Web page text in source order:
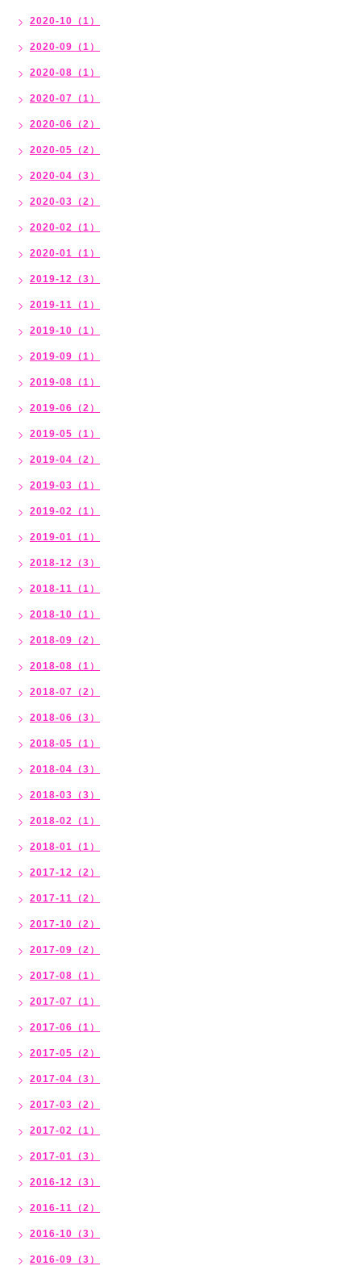
2020-10（1）
2020-09（1）
2020-08（1）
2020-07（1）
2020-06（2）
2020-05（2）
2020-04（3）
2020-03（2）
2020-02（1）
2020-01（1）
2019-12（3）
2019-11（1）
2019-10（1）
2019-09（1）
2019-08（1）
2019-06（2）
2019-05（1）
2019-04（2）
2019-03（1）
2019-02（1）
2019-01（1）
2018-12（3）
2018-11（1）
2018-10（1）
2018-09（2）
2018-08（1）
2018-07（2）
2018-06（3）
2018-05（1）
2018-04（3）
2018-03（3）
2018-02（1）
2018-01（1）
2017-12（2）
2017-11（2）
2017-10（2）
2017-09（2）
2017-08（1）
2017-07（1）
2017-06（1）
2017-05（2）
2017-04（3）
2017-03（2）
2017-02（1）
2017-01（3）
2016-12（3）
2016-11（2）
2016-10（3）
2016-09（3）